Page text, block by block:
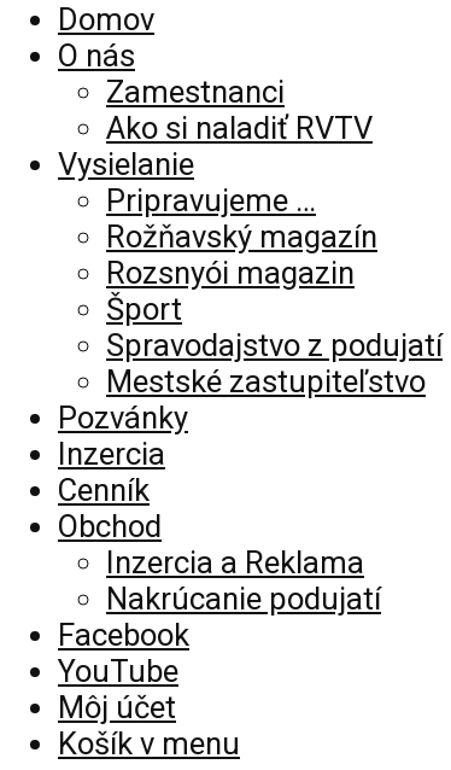
Domov
O nás
Zamestnanci
Ako si naladiť RVTV
Vysielanie
Pripravujeme …
Rožňavský magazín
Rozsnyói magazin
Šport
Spravodajstvo z podujatí
Mestské zastupiteľstvo
Pozvánky
Inzercia
Cenník
Obchod
Inzercia a Reklama
Nakrúcanie podujatí
Facebook
YouTube
Môj účet
Košík v menu